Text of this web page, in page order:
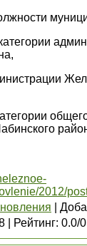
2012/
Рейтинг: 0.0/0